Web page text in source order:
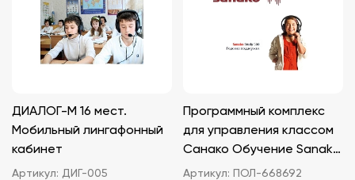
ДИАЛОГ-М 16 мест.
Мобильный лингафонный
кабинет
Артикул: ДИГ-005
Программный комплекс
для управления классом
Санако Обучение Sanako
Study 500 (50
Артикул: ПОЛ-668692